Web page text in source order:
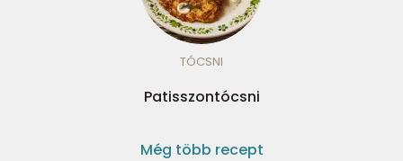
TÓCSNI
Patisszontócsni
Még több recept